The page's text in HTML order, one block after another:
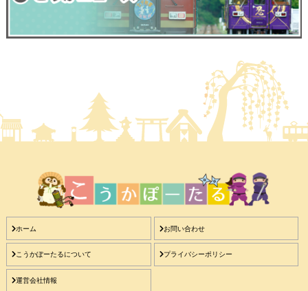
ホーム お問い合わせ
こうかぽーたるについて プライバシーポリシー
運営会社情報